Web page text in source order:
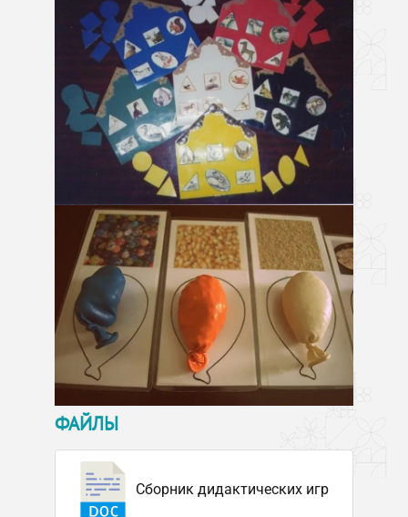
ФАЙЛЫ
Сборник дидактических игр